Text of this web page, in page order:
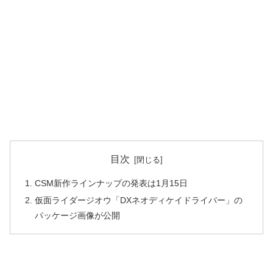
目次
CSM新作ラインナップの発表は1月15日
仮面ライダージオウ「DXネオディケイドライバー」の
パッケージ画像が公開